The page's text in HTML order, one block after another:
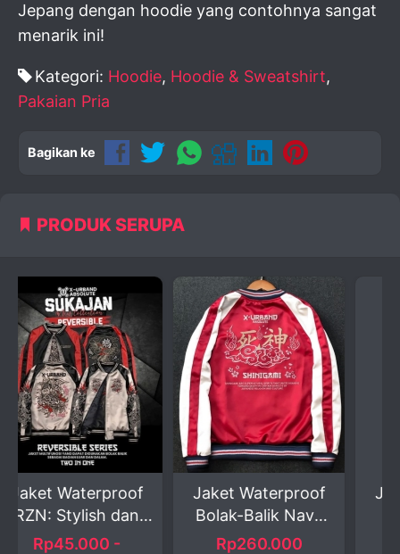
Jepang dengan hoodie yang contohnya sangat
menarik ini!
Kategori: Hoodie, Hoodie & Sweatshirt,
Pakaian Pria
Bagikan ke
PRODUK SERUPA
Jaket Waterproof
Bolak-Balik Navy
Me...
Rp260.000
Jaket Waterproof
Bolak-Balik X
Urban...
Rp200.000 -